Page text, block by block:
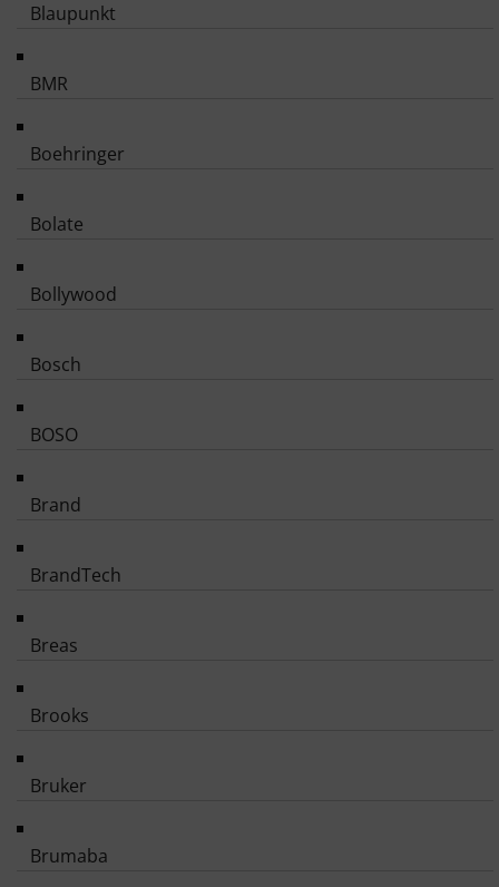
Blaupunkt
BMR
Boehringer
Bolate
Bollywood
Bosch
BOSO
Brand
BrandTech
Breas
Brooks
Bruker
Brumaba